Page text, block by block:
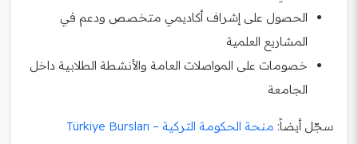
الحصول على إشراف أكاديمي متخصص ودعم في
المشاريع العلمية
خصومات على المواصلات العامة والأنشطة الطلابية داخل
الجامعة
سجّل أيضاً: منحة الحكومة التركية – Türkiye Bursları